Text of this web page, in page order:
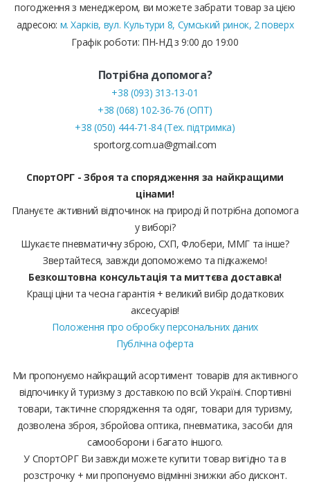
погодження з менеджером, ви можете забрати товар за цією
адресою: м. Харків, вул. Культури 8, Сумський ринок, 2 поверх
Графік роботи: ПН-НД з 9:00 до 19:00
Потрібна допомога?
+38 (093) 313-13-01
+38 (068) 102-36-76 (ОПТ)
+38 (050) 444-71-84 (Тех. підтримка)
sportorg.com.ua@gmail.com
СпортОРГ - Зброя та спорядження за найкращими
цінами!
Плануєте активний відпочинок на природі й потрібна допомога
у виборі?
Шукаєте пневматичну зброю, СХП, Флобери, ММГ та інше?
Звертайтеся, завжди допоможемо та підкажемо!
Безкоштовна консультація та миттєва доставка!
Кращі ціни та чесна гарантія + великий вибір додаткових
аксесуарів!
Положення про обробку персональних даних
Публічна оферта
Ми пропонуємо найкращий асортимент товарів для активного
відпочинку й туризму з доставкою по всій Україні. Спортивні
товари, тактичне спорядження та одяг, товари для туризму,
дозволена зброя, збройова оптика, пневматика, засоби для
самооборони і багато іншого.
У СпортОРГ Ви завжди можете купити товар вигідно та в
розстрочку + ми пропонуємо відмінні знижки або дисконт.